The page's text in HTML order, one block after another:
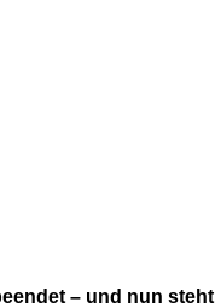
– und nun